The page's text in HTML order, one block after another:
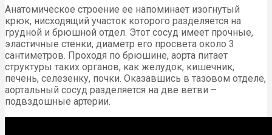
Анатомическое строение ее напоминает изогнутый
крюк, нисходящий участок которого разделяется на
грудной и брюшной отдел. Этот сосуд имеет прочные,
эластичные стенки, диаметр его просвета около 3
сантиметров. Проходя по брюшине, аорта питает
структуры таких органов, как желудок, кишечник,
печень, селезенку, почки. Оказавшись в тазовом отделе,
аортальный сосуд разделяется на две ветви –
подвздошные артерии.